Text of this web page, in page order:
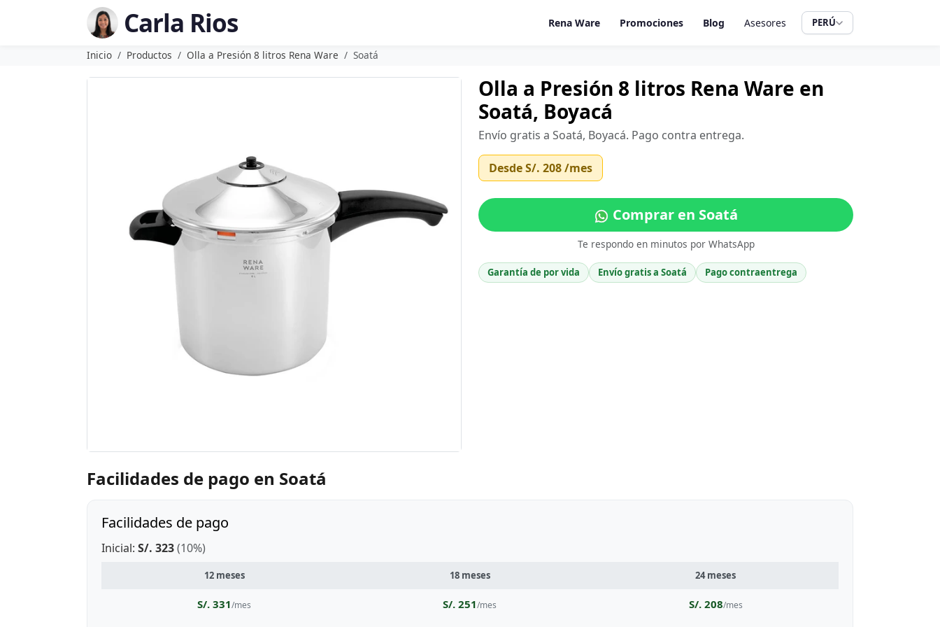
Carla Rios Rena Ware Promociones Blog Asesores PERÚ
Inicio Productos Olla a Presión 8 litros Rena Ware Soatá
Olla a Presión 8 litros Rena Ware en
Soatá, Boyacá
Envío gratis a Soatá, Boyacá. Pago contra entrega.
DesdeS/. 208/mes
Comprar en Soatá
Te respondo en minutos por WhatsApp
Garantía de por vida Envío gratis a Soatá Pago contraentrega
Facilidades de pago en Soatá
Facilidades de pago
Inicial: S/. 323(10%)
12 meses 18 meses 24 meses
S/. 331/mes S/. 251/mes S/. 208/mes